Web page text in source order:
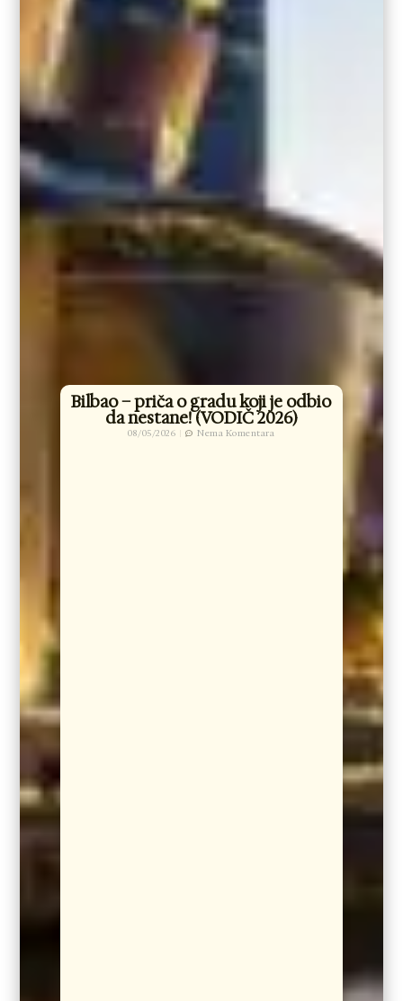
Bilbao – priča o gradu koji je odbio
da nestane! (VODIČ 2026)
08/05/2026 Nema Komentara